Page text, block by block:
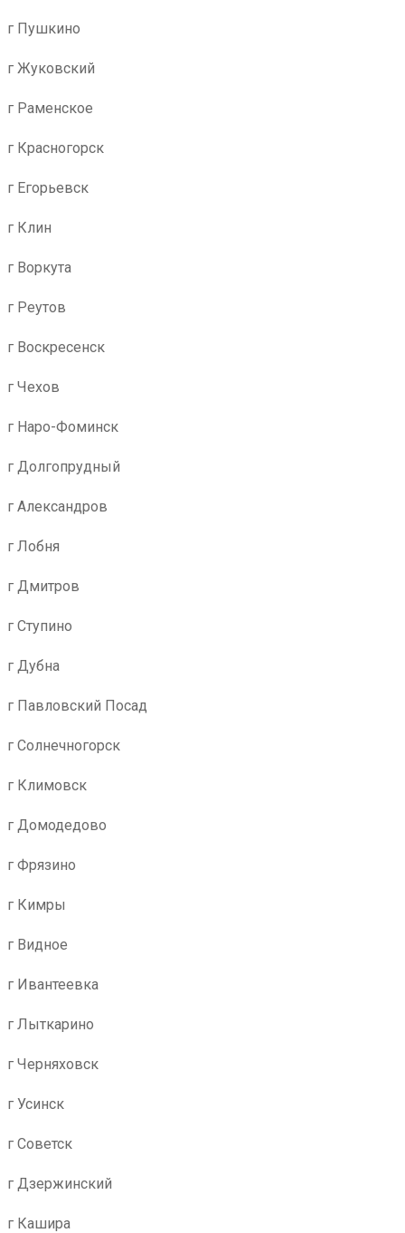
г Пушкино
г Жуковский
г Раменское
г Красногорск
г Егорьевск
г Клин
г Воркута
г Реутов
г Воскресенск
г Чехов
г Наро-Фоминск
г Долгопрудный
г Александров
г Лобня
г Дмитров
г Ступино
г Дубна
г Павловский Посад
г Солнечногорск
г Климовск
г Домодедово
г Фрязино
г Кимры
г Видное
г Ивантеевка
г Лыткарино
г Черняховск
г Усинск
г Советск
г Дзержинский
г Кашира